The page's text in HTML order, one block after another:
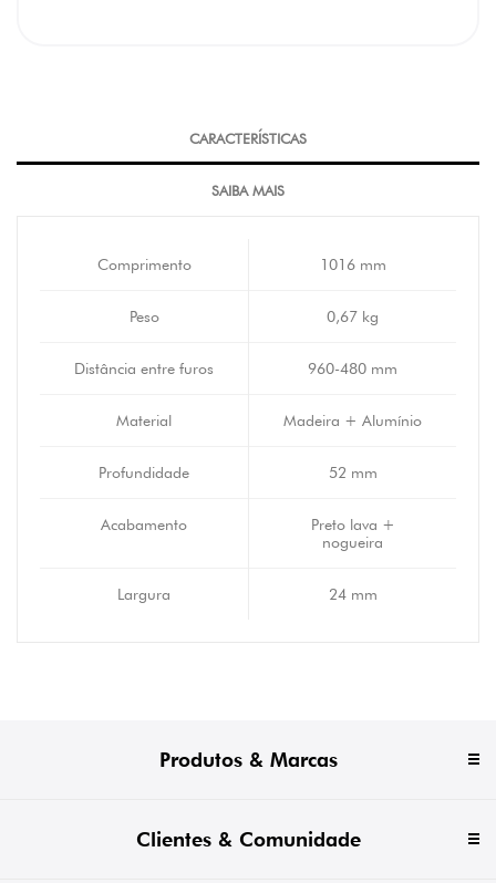
CARACTERÍSTICAS
SAIBA MAIS
Comprimento 1016 mm
Peso 0,67 kg
Distância entre furos 960-480 mm
Material Madeira + Alumínio
Profundidade 52 mm
Acabamento
Preto lava +
nogueira
Largura 24 mm
Produtos & Marcas
Clientes & Comunidade